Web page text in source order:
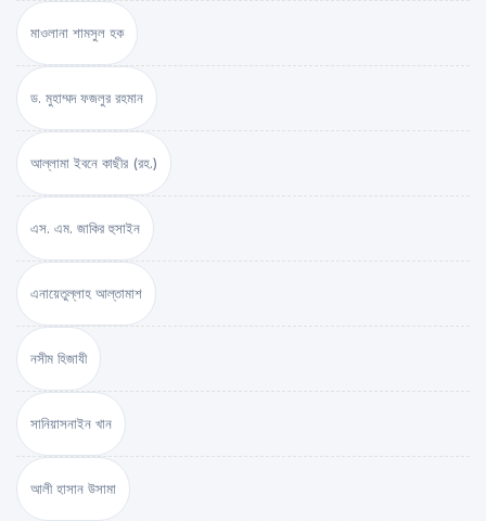
মাওলানা শামসুল হক
ড. মুহাম্মদ ফজলুর রহমান
আল্লামা ইবনে কাছীর (রহ.)
এস. এম. জাকির হুসাইন
এনায়েতুল্লাহ আল্‌তামাশ
নসীম হিজাযী
সানিয়াসনাইন খান
আলী হাসান উসামা